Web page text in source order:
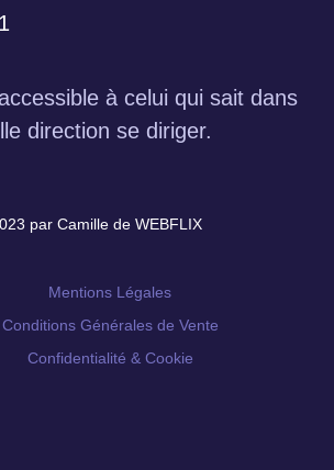
à celui qui sait dans
direction se diriger.
par Camille de WEBFLIX
Mentions Légales
Conditions Générales de Vente
Confidentialité & Cookie